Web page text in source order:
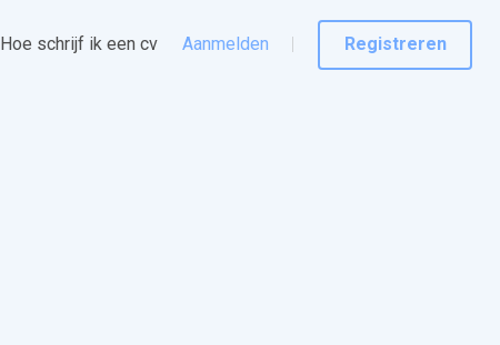
Hoe schrijf ik een cv Aanmelden Registreren